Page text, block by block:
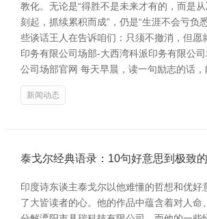
教化。无论是“得胜不是未来才有的，而是
刻起，抓续累积而成”，仍是“生涯不会亏负
些谈话王人在告诉咱们：只须不撤消，但愿
印务有限公司场部-大西湾科派印务有限公
公司场部官网 每天早晨，读一句励志的话
新闻动态
泰戈尔经典语录：10句好意思到极致
印度诗东谈主泰戈尔以他难懂的哲想和优好
了大皆读者的心。他的作品中蕴含着对人命